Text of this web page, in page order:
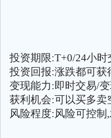
投资期限:T+0/24小时
投资回报:涨跌都可获
变现能力:即时交易/
获利机会:可以买多卖
风险程度:风险可控